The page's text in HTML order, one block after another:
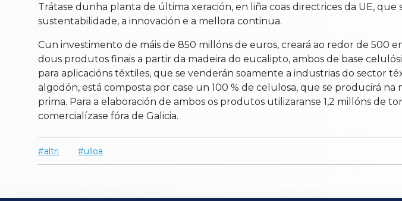
Trátase dunha planta de última xeración, en liña coas directrices da UE,
sustentabilidade, a innovación e a mellora continua.
Cun investimento de máis de 850 millóns de euros, creará ao redor de 500
dous produtos finais a partir da madeira do eucalipto, ambos de base
para aplicacións téxtiles, que se venderán soamente a industrias do sector
algodón, está composta por case un 100 % de celulosa, que se producirá
prima. Para a elaboración de ambos os produtos utilizaranse 1,2 millóns de
comercialízase fóra de Galicia.
altri ulloa